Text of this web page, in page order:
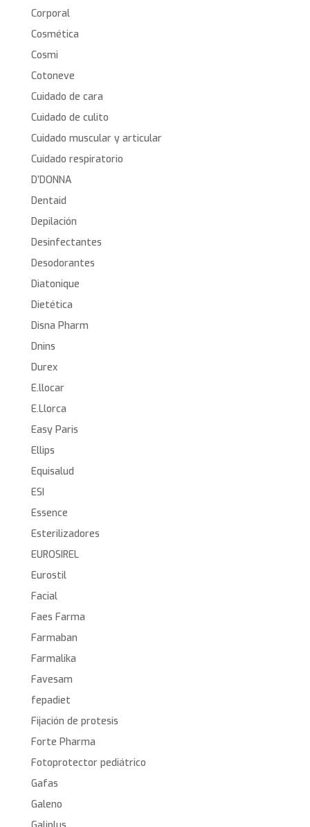
Corporal
Cosmética
Cosmi
Cotoneve
Cuidado de cara
Cuidado de culito
Cuidado muscular y articular
Cuidado respiratorio
D’DONNA
Dentaid
Depilación
Desinfectantes
Desodorantes
Diatonique
Dietética
Disna Pharm
Dnins
Durex
E.llocar
E.Llorca
Easy Paris
Ellips
Equisalud
ESI
Essence
Esterilizadores
EUROSIREL
Eurostil
Facial
Faes Farma
Farmaban
Farmalika
Favesam
fepadiet
Fijación de protesis
Forte Pharma
Fotoprotector pediátrico
Gafas
Galeno